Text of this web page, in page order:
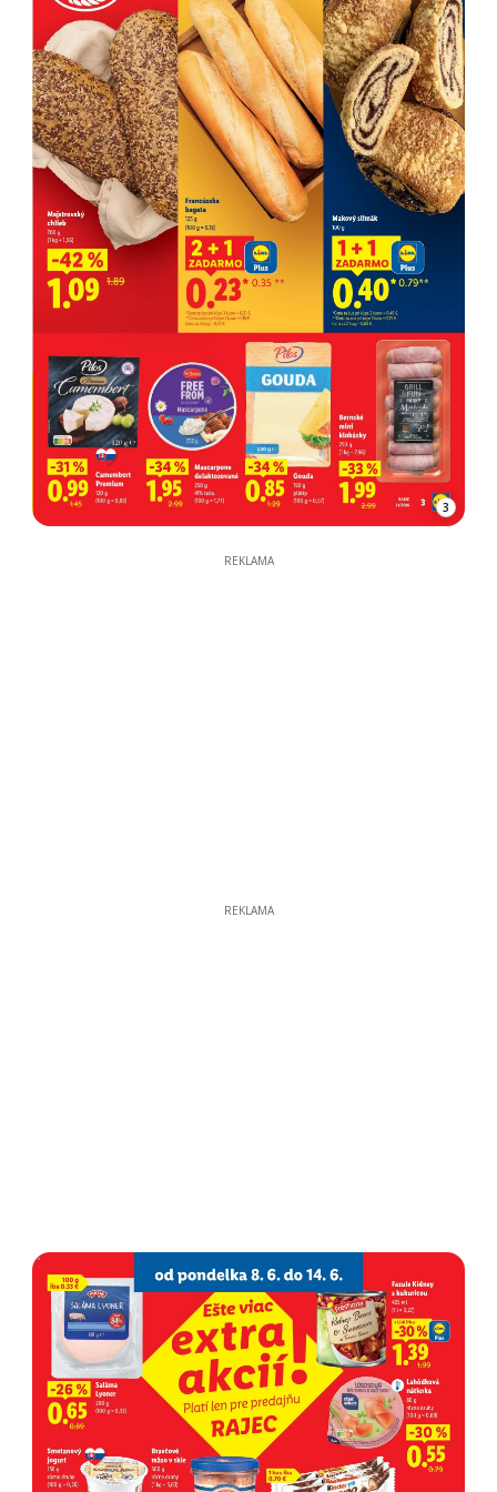
3
REKLAMA
REKLAMA